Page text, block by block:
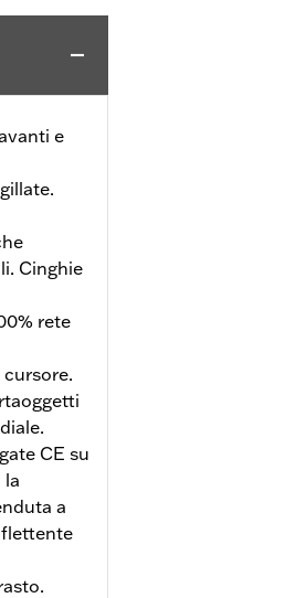
e
Cinghie
rete
CE su
la
a